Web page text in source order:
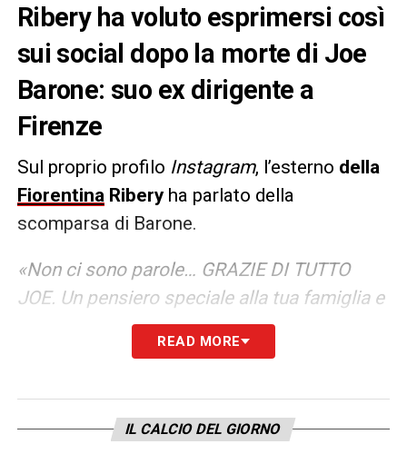
Ribery ha voluto esprimersi così
sui social dopo la morte di Joe
Barone: suo ex dirigente a
Firenze
Sul proprio profilo Instagram, l’esterno della
Fiorentina Ribery ha parlato della
scomparsa di Barone.
«Non ci sono parole… GRAZIE DI TUTTO
JOE. Un pensiero speciale alla tua famiglia e
al popolo viola»
READ MORE
IL CALCIO DEL GIORNO